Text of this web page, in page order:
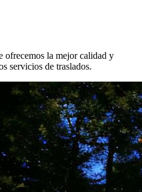
ofrecemos la mejor calidad y
servicios de traslados.